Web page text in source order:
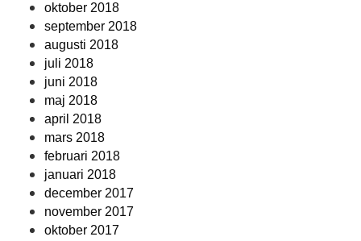
oktober 2018
september 2018
augusti 2018
juli 2018
juni 2018
maj 2018
april 2018
mars 2018
februari 2018
januari 2018
december 2017
november 2017
oktober 2017